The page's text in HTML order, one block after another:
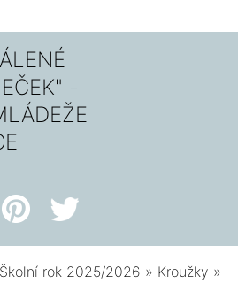
-
Školní rok 2025/2026 » Kroužky »